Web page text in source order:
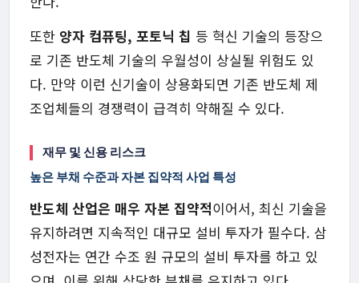
또한 양자 컴퓨팅, 포토닉 칩 등 혁신 기술의 등장으
로 기존 반도체 기술의 우월성이 상실될 위험도 있
다. 만약 이런 신기술이 상용화되면 기존 반도체 제
조업체들의 경쟁력이 급격히 약해질 수 있다.
재무 및 신용 리스크
높은 부채 수준과 자본 집약적 사업 특성
반도체 산업은 매우 자본 집약적이어서, 최신 기술을
유지하려면 지속적인 대규모 설비 투자가 필수다. 삼
성전자는 연간 수조 원 규모의 설비 투자를 하고 있